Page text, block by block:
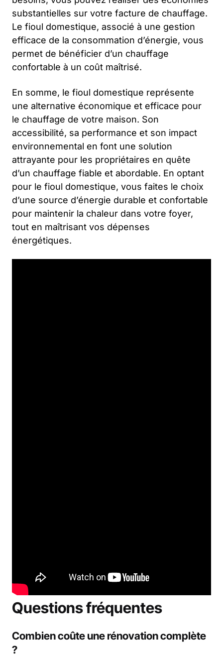
substantielles sur votre facture de chauffage.
Le fioul domestique, associé à une gestion
efficace de la consommation d’énergie, vous
permet de bénéficier d’un chauffage
confortable à un coût maîtrisé.
En somme, le fioul domestique représente
une alternative économique et efficace pour
le chauffage de votre maison. Son
accessibilité, sa performance et son impact
environnemental en font une solution
attrayante pour les propriétaires en quête
d’un chauffage fiable et abordable. En optant
pour le fioul domestique, vous faites le choix
d’une source d’énergie durable et confortable
pour maintenir la chaleur dans votre foyer,
tout en maîtrisant vos dépenses
énergétiques.
Questions fréquentes
Combien coûte une rénovation complète
?